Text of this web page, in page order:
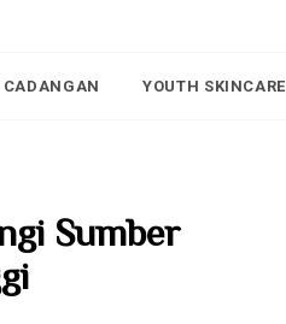
CADANGAN YOUTH SKINCARE
Sumber